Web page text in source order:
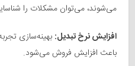
می‌شوند، می‌توان مشکلات را
افزایش نرخ تبدیل: بهینه‌سازی
باعث افزایش فروش می‌شود.